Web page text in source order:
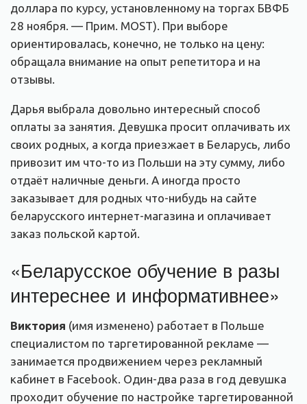
доллара по курсу, установленному на торгах БВФБ
28 ноября. — Прим. MOST). При выборе
ориентировалась, конечно, не только на цену:
обращала внимание на опыт репетитора и на
отзывы.
Дарья выбрала довольно интересный способ
оплаты за занятия. Девушка просит оплачивать их
своих родных, а когда приезжает в Беларусь, либо
привозит им что-то из Польши на эту сумму, либо
отдаёт наличные деньги. А иногда просто
заказывает для родных что-нибудь на сайте
беларусского интернет-магазина и оплачивает
заказ польской картой.
«Беларусское обучение в разы
интереснее и информативнее»
Виктория (имя изменено) работает в Польше
специалистом по таргетированной рекламе —
занимается продвижением через рекламный
кабинет в Facebook. Один-два раза в год девушка
проходит обучение по настройке таргетированной